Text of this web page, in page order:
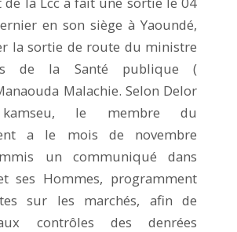
en son siège à Yaoundé,
la sortie de route du ministre
de la Santé publique (
Malachie. Selon Delor
kamseu, le membre du
a le mois de novembre
un communiqué dans
ses Hommes, programment
sur les marchés, afin de
contrôles des denrées